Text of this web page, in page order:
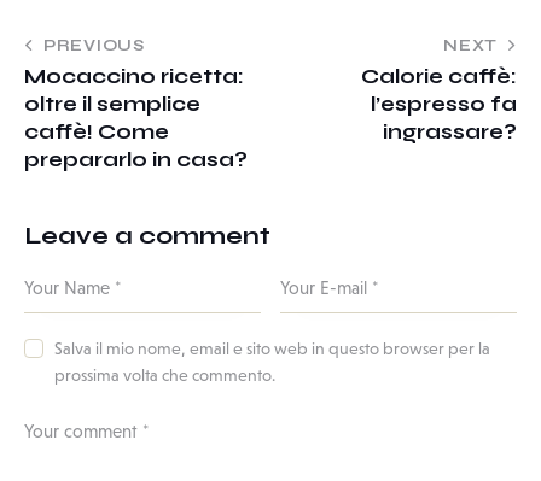
PREVIOUS
Mocaccino ricetta:
oltre il semplice
caffè! Come
prepararlo in casa?
NEXT
Calorie caffè:
l’espresso fa
ingrassare?
Leave a comment
Salva il mio nome, email e sito web in questo browser per la
prossima volta che commento.